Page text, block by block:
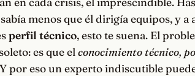
menos que él dirigía equipos, y a
perfil técnico, esto te suena. El
es que elconocimiento técnico,
por eso un experto indiscutible